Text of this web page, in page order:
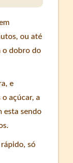
ou até
o dobro do
e
açúcar, a
esta sendo
só